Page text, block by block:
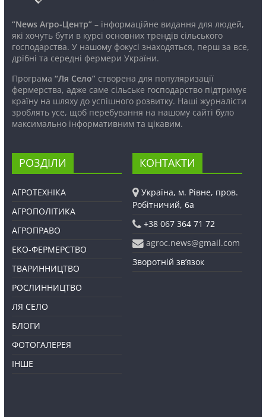
“News Агро-Центр”– інформаційне видання для людей,
які хочуть бути в курсі основних трендів сільського
господарства. У нашому фокусі знаходяться, перш за все,
дрібні та середні фермери України.
Програма “Ля Село”створена для популяризації
фермерства, адже саме сільське господарство підтримує
країну на шляху до успішного розвитку. Наші журналісти
зроблять усе, щоб перебування на нашому сайті було
максимально інформативним та цікавим.
РОЗДІЛИ
АГРОТЕХНІКА
АГРОПОЛІТИКА
АГРОПРАВО
ЕКО-ФЕРМЕРСТВО
ТВАРИННИЦТВО
РОСЛИННИЦТВО
ЛЯ СЕЛО
БЛОГИ
ФОТОГАЛЕРЕЯ
ІНШЕ
КОНТАКТИ
Україна, м. Рівне, пров.
Робітничий, 6а
+38 067 364 71 72
agroc.news@gmail.com
Зворотній зв’язок